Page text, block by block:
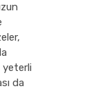
yeterli
da